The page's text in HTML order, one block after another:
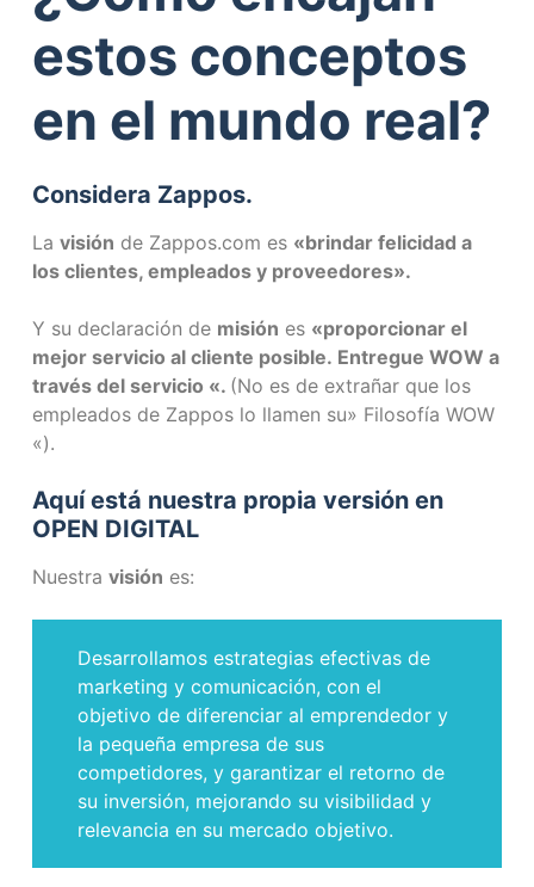
estos conceptos
en el mundo real?
Considera Zappos.
La visión de Zappos.com es «brindar felicidad a
los clientes, empleados y proveedores».
Y su declaración de misión es «proporcionar el
mejor servicio al cliente posible. Entregue WOW a
través del servicio «. (No es de extrañar que los
empleados de Zappos lo llamen su» Filosofía WOW
«).
Aquí está nuestra propia versión en
OPEN DIGITAL
Nuestra visión es:
Desarrollamos estrategias efectivas de
marketing y comunicación, con el
objetivo de diferenciar al emprendedor y
la pequeña empresa de sus
competidores, y garantizar el retorno de
su inversión, mejorando su visibilidad y
relevancia en su mercado objetivo.